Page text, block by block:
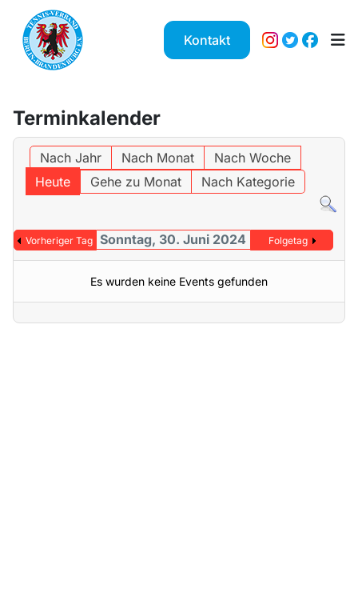
Kontakt
Terminkalender
Nach Jahr Nach Monat
Nach Woche
Heute
Gehe zu Monat Nach Kategorie
Vorheriger Tag Sonntag, 30. Juni 2024 Folgetag
Es wurden keine Events gefunden